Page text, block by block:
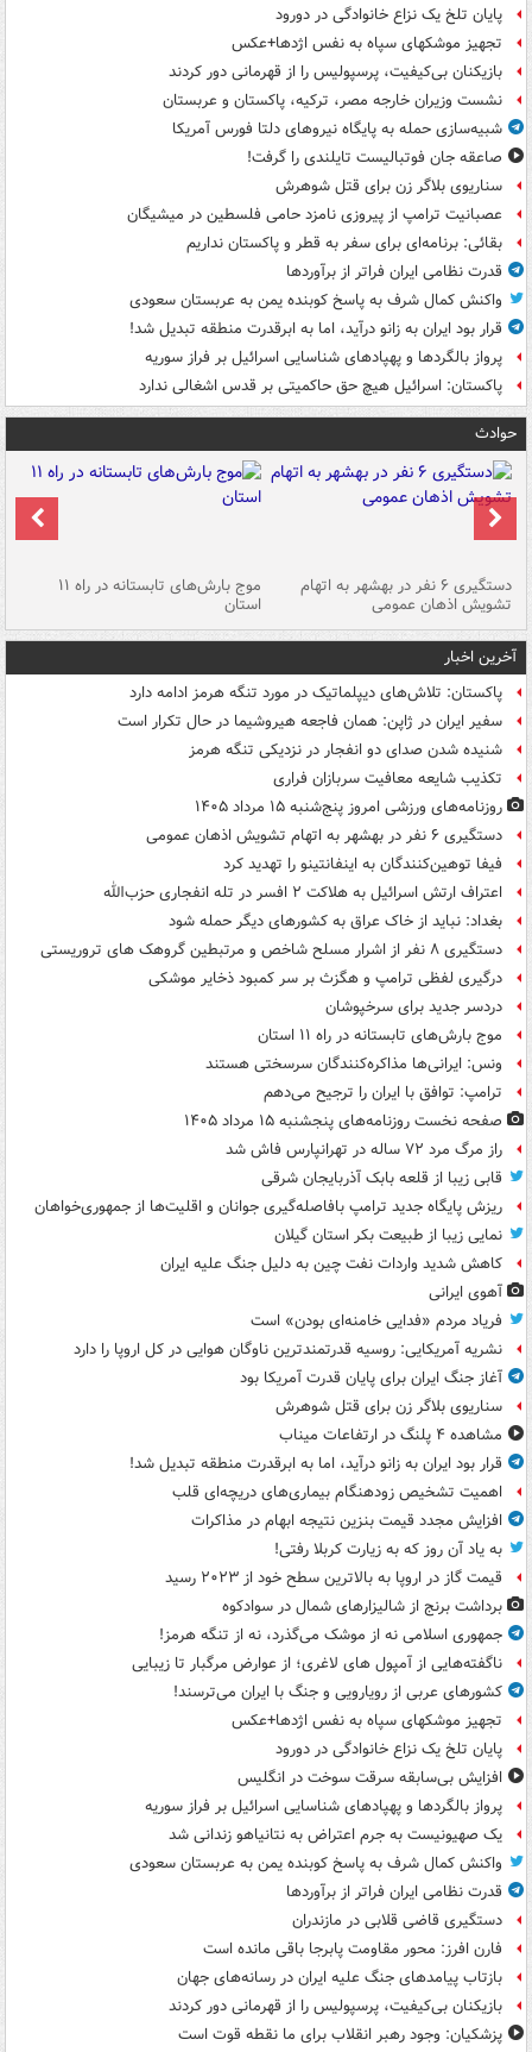
پایان تلخ یک نزاع خانوادگی در دورود
تجهیز موشکهای سپاه به نفس اژدها+عکس
بازیکنان بی‌کیفیت، پرسپولیس را از قهرمانی دور کردند
نشست وزیران خارجه مصر، ترکیه، پاکستان و عربستان
شبیه‌سازی حمله به پایگاه نیروهای دلتا فورس آمریکا
صاعقه جان فوتبالیست تایلندی را گرفت!
سناریوی بلاگر زن برای قتل شوهرش
عصبانیت ترامپ از پیروزی نامزد حامی فلسطین در میشیگان
بقائی: برنامه‌ای برای سفر به قطر و پاکستان نداریم
قدرت نظامی ایران فراتر از برآوردها
واکنش کمال شرف به پاسخ کوبنده یمن به عربستان سعودی
قرار بود ایران به زانو درآید، اما به ابرقدرت منطقه تبدیل شد!
پرواز بالگردها و پهپادهای شناسایی اسرائیل بر فراز سوریه
پاکستان: اسرائیل هیچ حق حاکمیتی بر قدس اشغالی ندارد
حوادث
دستگیری ۶ نفر در بهشهر به اتهام
تشویش اذهان عمومی
موج بارش‌های تابستانه در راه ۱۱
استان
آخرین اخبار
پاکستان: تلاش‌های دیپلماتیک در مورد تنگه هرمز ادامه دارد
سفیر ایران در ژاپن: همان فاجعه هیروشیما در حال تکرار است
شنیده شدن صدای دو انفجار در نزدیکی تنگه هرمز
تکذیب شایعه معافیت سربازان فراری
روزنامه‌های ورزشی امروز پنج‌شنبه ۱۵ مرداد ۱۴۰۵
دستگیری ۶ نفر در بهشهر به اتهام تشویش اذهان عمومی
فیفا توهین‌کنندگان به اینفانتینو را تهدید کرد
اعتراف ارتش اسرائیل به هلاکت ۲ افسر در تله انفجاری حزب‌الله
بغداد: نباید از خاک عراق به کشورهای دیگر حمله شود
دستگیری ۸ نفر از اشرار مسلح شاخص و مرتبطین گروهک های تروریستی
درگیری لفظی ترامپ و هگزث بر سر کمبود ذخایر موشکی
دردسر جدید برای سرخپوشان
موج بارش‌های تابستانه در راه ۱۱ استان
ونس: ایرانی‌ها مذاکره‌کنندگان سرسختی هستند
ترامپ: توافق با ایران را ترجیح می‌دهم
صفحه نخست روزنامه‌های پنجشنبه ۱۵ مرداد ۱۴۰۵
راز مرگ مرد ۷۲ ساله در تهرانپارس فاش شد
قابی زیبا از قلعه بابک آذربایجان شرقی
ریزش پایگاه جدید ترامپ بافاصله‌گیری جوانان و اقلیت‌ها از جمهوری‌خواهان
نمایی زیبا از طبیعت بکر استان گیلان
کاهش شدید واردات نفت چین به دلیل جنگ علیه ایران
آهوی ایرانی
فریاد مردم «فدایی خامنه‌ای بودن» است
نشریه آمریکایی: روسیه قدرتمندترین ناوگان هوایی در کل اروپا را دارد
آغاز جنگ ایران برای پایان قدرت آمریکا بود
سناریوی بلاگر زن برای قتل شوهرش
مشاهده ۴ پلنگ در ارتفاعات میناب
قرار بود ایران به زانو درآید، اما به ابرقدرت منطقه تبدیل شد!
اهمیت تشخیص زودهنگام بیماری‌های دریچه‌ای قلب
افزایش مجدد قیمت بنزین نتیجه ابهام در مذاکرات
به یاد آن روز که به زیارت کربلا رفتی!
قیمت گاز در اروپا به بالاترین سطح خود از ۲۰۲۳ رسید
برداشت برنج از شالیزارهای شمال در سوادکوه
جمهوری اسلامی نه از موشک می‌گذرد، نه از تنگه هرمز!
ناگفته‌هایی از آمپول های لاغری؛ از عوارض مرگبار تا زیبایی
کشورهای عربی از رویارویی و جنگ با ایران می‌ترسند!
تجهیز موشکهای سپاه به نفس اژدها+عکس
پایان تلخ یک نزاع خانوادگی در دورود
افزایش بی‌سابقه سرقت سوخت در انگلیس
پرواز بالگردها و پهپادهای شناسایی اسرائیل بر فراز سوریه
یک صهیونیست به جرم اعتراض به نتانیاهو زندانی شد
واکنش کمال شرف به پاسخ کوبنده یمن به عربستان سعودی
قدرت نظامی ایران فراتر از برآوردها
دستگیری قاضی قلابی در مازندران
فارن افرز: محور مقاومت پابرجا باقی مانده است
بازتاب پیامدهای جنگ علیه ایران در رسانه‌های جهان
بازیکنان بی‌کیفیت، پرسپولیس را از قهرمانی دور کردند
پزشکیان: وجود رهبر انقلاب برای ما نقطه قوت است